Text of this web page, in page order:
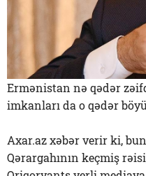
Ermənistan nə qədər
imkanları da o qədər
Axar.az xəbər verir ki,
Qərargahının keçmiş